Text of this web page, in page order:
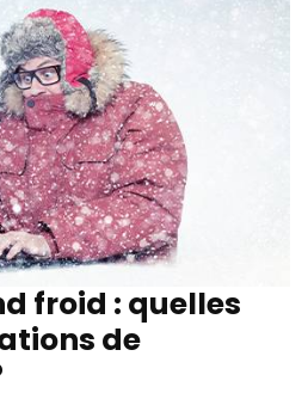
froid : quelles
de